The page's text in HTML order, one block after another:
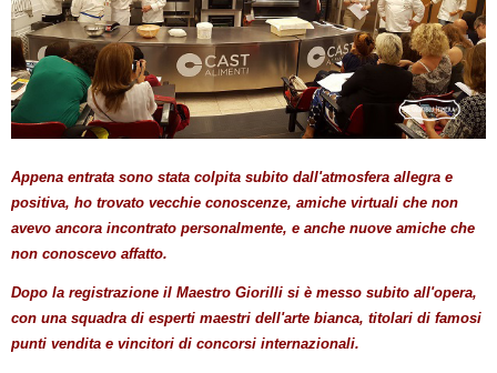
Appena entrata sono stata colpita subito dall'atmosfera allegra e
positiva, ho trovato vecchie conoscenze, amiche virtuali che non
avevo ancora incontrato personalmente, e anche nuove amiche che
non conoscevo affatto.
Dopo la registrazione il Maestro Giorilli si è messo subito all'opera,
con una squadra di esperti maestri dell'arte bianca, titolari di famosi
punti vendita e vincitori di concorsi internazionali.